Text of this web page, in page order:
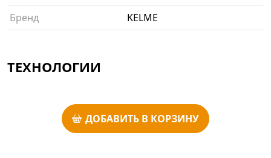
Бренд
KELME
ТЕХНОЛОГИИ
ДОБАВИТЬ В КОРЗИНУ